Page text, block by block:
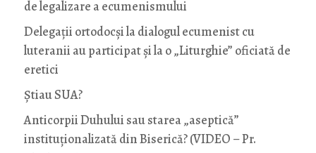
de legalizare a ecumenismului
Delegații ortodocși la dialogul ecumenist cu
luteranii au participat și la o „Liturghie” oficiată de
eretici
Știau SUA?
Anticorpii Duhului sau starea „aseptică”
instituționalizată din Biserică? (VIDEO – Pr.